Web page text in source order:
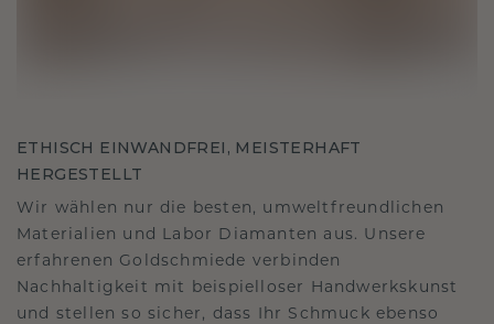
ETHISCH EINWANDFREI, MEISTERHAFT
HERGESTELLT
Wir wählen nur die besten, umweltfreundlichen
Materialien und Labor Diamanten aus. Unsere
erfahrenen Goldschmiede verbinden
Nachhaltigkeit mit beispielloser Handwerkskunst
und stellen so sicher, dass Ihr Schmuck ebenso